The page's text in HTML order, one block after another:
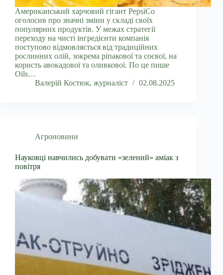
Американський харчовий гігант PepsiCo
оголосив про значні зміни у складі своїх
популярних продуктів. У межах стратегії
переходу на чисті інгредієнти компанія
поступово відмовляється від традиційних
рослинних олій, зокрема ріпакової та соєвої, на
користь авокадової та оливкової. По це пише
Oils…
Валерій Костюк, журналіст
02.08.2025
Агроновини
Науковці навчились добувати «зелений» аміак з
повітря